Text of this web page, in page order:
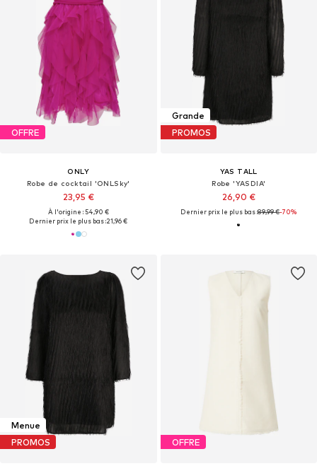
OFFRE
ONLY
Robe de cocktail 'ONLSky'
23,95 €
À l'origine : 54,90 €
Dernier prix le plus bas :21,96 €
Grande
PROMOS
YAS TALL
Robe 'YASDIA'
26,90 €
Dernier prix le plus bas :89,99 €-70%
Menue
PROMOS
OFFRE